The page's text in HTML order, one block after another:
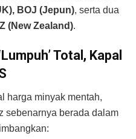
BOJ (Jepun), serta dua
(New Zealand).
Total, Kapal
harga minyak mentah,
sebenarnya berada dalam